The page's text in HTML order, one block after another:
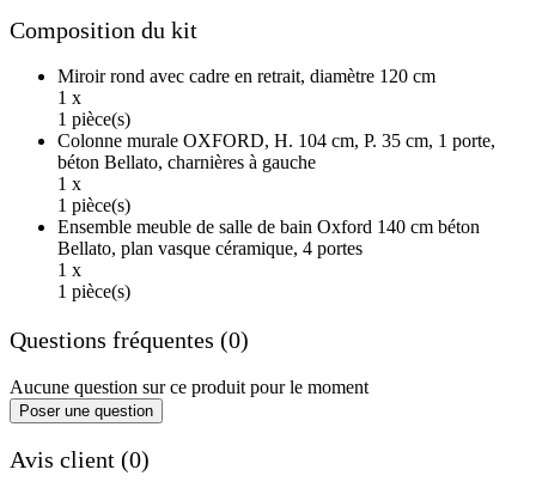
Composition du kit
Miroir rond avec cadre en retrait, diamètre 120 cm
1 x
1 pièce(s)
Colonne murale OXFORD, H. 104 cm, P. 35 cm, 1 porte,
béton Bellato, charnières à gauche
1 x
1 pièce(s)
Ensemble meuble de salle de bain Oxford 140 cm béton
Bellato, plan vasque céramique, 4 portes
1 x
1 pièce(s)
Questions fréquentes (0)
Aucune question sur ce produit pour le moment
Poser une question
Avis client (0)